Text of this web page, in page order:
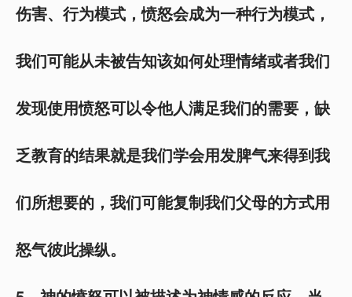
伤害、行为模式，愤怒会成为一种行为模式，
我们可能从未被告知该如何处理情绪或者我们
发现使用愤怒可以令他人满足我们的需要，缺
乏教育的结果就是我们学会用发脾气来得到我
们所想要的，我们可能复制我们父母的方式用
怒气彼此操纵。